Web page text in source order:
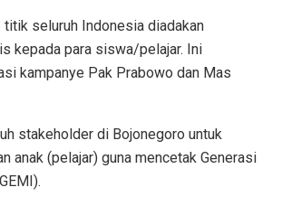
titik seluruh Indonesia diadakan
kepada para siswa/pelajar. Ini
kampanye Pak Prabowo dan Mas
stakeholder di Bojonegoro untuk
anak (pelajar) guna mencetak Generasi